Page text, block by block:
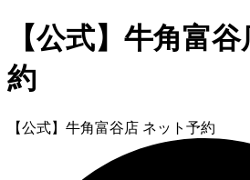
【公式】牛角富
約
【公式】牛角富谷店 ネット予約